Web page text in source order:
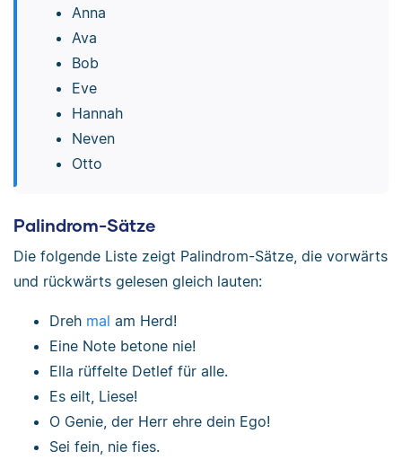
Anna
Ava
Bob
Eve
Hannah
Neven
Otto
Palindrom-Sätze
Die folgende Liste zeigt Palindrom-Sätze, die vorwärts
und rückwärts gelesen gleich lauten:
Dreh mal am Herd!
Eine Note betone nie!
Ella rüffelte Detlef für alle.
Es eilt, Liese!
O Genie, der Herr ehre dein Ego!
Sei fein, nie fies.